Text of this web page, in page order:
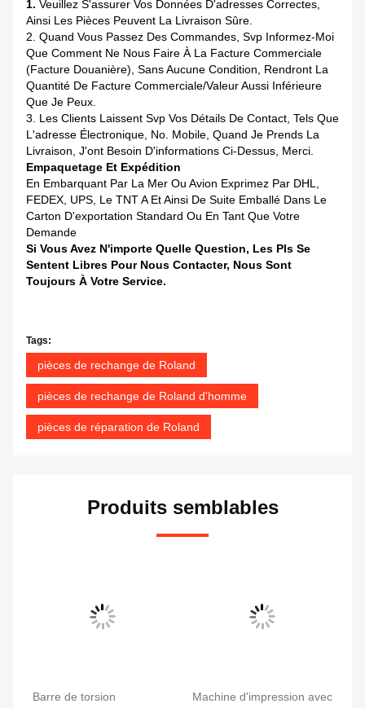
1. Veuillez S'assurer Vos Données D'adresses Correctes,
Ainsi Les Pièces Peuvent La Livraison Sûre.
2. Quand Vous Passez Des Commandes, Svp Informez-Moi
Que Comment Ne Nous Faire À La Facture Commerciale
(facture Douanière), Sans Aucune Condition, Rendront La
Quantité De Facture Commerciale/valeur Aussi Inférieure
Que Je Peux.
3. Les Clients Laissent Svp Vos Détails De Contact, Tels Que
L'adresse Électronique, No. Mobile, Quand Je Prends La
Livraison, J'ont Besoin D'informations Ci-Dessus, Merci.
Empaquetage Et Expédition
En Embarquant Par La Mer Ou Avion Exprimez Par DHL,
FEDEX, UPS, Le TNT A Et Ainsi De Suite Emballé Dans Le
Carton D'exportation Standard Ou En Tant Que Votre
Demande
Si Vous Avez N'importe Quelle Question, Les Pls Se
Sentent Libres Pour Nous Contacter, Nous Sont
Toujours À Votre Service.
Tags:
pièces de rechange de Roland
pièces de rechange de Roland d'homme
pièces de réparation de Roland
Produits semblables
Barre de torsion
Machine d'impression avec